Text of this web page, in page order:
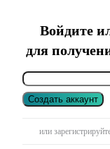
Войдите
для
Создать аккаунт
или